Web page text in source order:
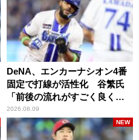
DeNA、エンカーナシオン4番
固定で打線が活性化 谷繁氏
「前後の流れがすごく良くな
りましたね」
2026.08.09
NEW